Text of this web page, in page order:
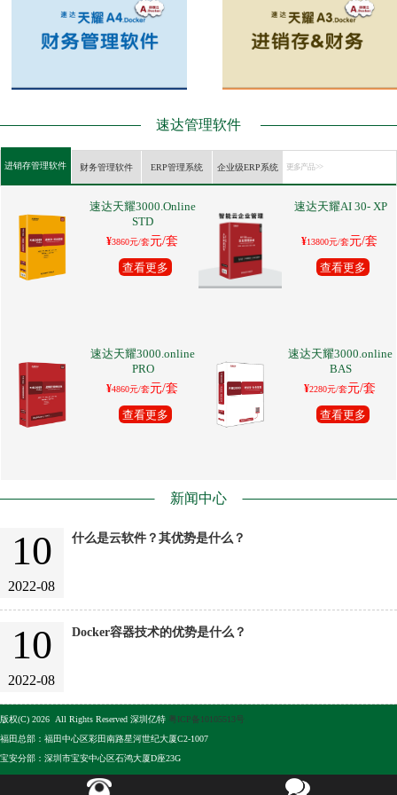
速达管理软件
进销存管理软件 财务管理软件 ERP管理系统 企业级ERP系统 更多产品 >>
速达天耀3000.Online
STD
¥3860元/套元/套
查看更多
速达天耀AI 30- XP
¥13800元/套元/套
查看更多
速达天耀3000.online
PRO
¥4860元/套元/套
查看更多
速达天耀3000.online
BAS
¥2280元/套元/套
查看更多
新闻中心
10
2022-08
什么是云软件？其优势是什么？
10
2022-08
Docker容器技术的优势是什么？
版权(C) 2026 All Rights Reserved 深圳亿特 粤ICP备10105513号
福田总部：福田中心区彩田南路星河世纪大厦C2-1007
宝安分部：深圳市宝安中心区石鸿大厦D座23G